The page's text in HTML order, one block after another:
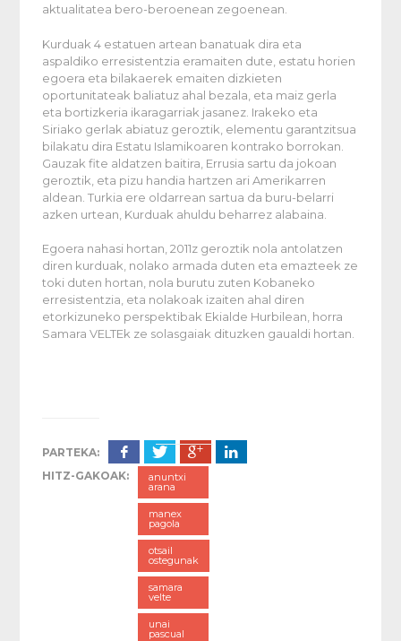
aktualitatea bero-beroenean zegoenean.
Kurduak 4 estatuen artean banatuak dira eta
aspaldiko erresistentzia eramaiten dute, estatu horien
egoera eta bilakaerek emaiten dizkieten
oportunitateak baliatuz ahal bezala, eta maiz gerla
eta bortizkeria ikaragarriak jasanez. Irakeko eta
Siriako gerlak abiatuz geroztik, elementu garantzitsua
bilakatu dira Estatu Islamikoaren kontrako borrokan.
Gauzak fite aldatzen baitira, Errusia sartu da jokoan
geroztik, eta pizu handia hartzen ari Amerikarren
aldean. Turkia ere oldarrean sartua da buru-belarri
azken urtean, Kurduak ahuldu beharrez alabaina.
Egoera nahasi hortan, 2011z geroztik nola antolatzen
diren kurduak, nolako armada duten eta emazteek ze
toki duten hortan, nola burutu zuten Kobaneko
erresistentzia, eta nolakoak izaiten ahal diren
etorkizuneko perspektibak Ekialde Hurbilean, horra
Samara VELTEk ze solasgaiak dituzken gaualdi hortan.
PARTEKA:
HITZ-GAKOAK:
anuntxi
arana
manex
pagola
otsail
ostegunak
samara
velte
unai
pascual